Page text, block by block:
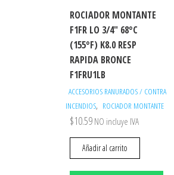
ROCIADOR MONTANTE
F1FR LO 3/4″ 68°C
(155°F) K8.0 RESP
RAPIDA BRONCE
F1FRU1LB
ACCESORIOS RANURADOS / CONTRA
INCENDIOS, ROCIADOR MONTANTE
$10.59 NO incluye IVA
Añadir al carrito